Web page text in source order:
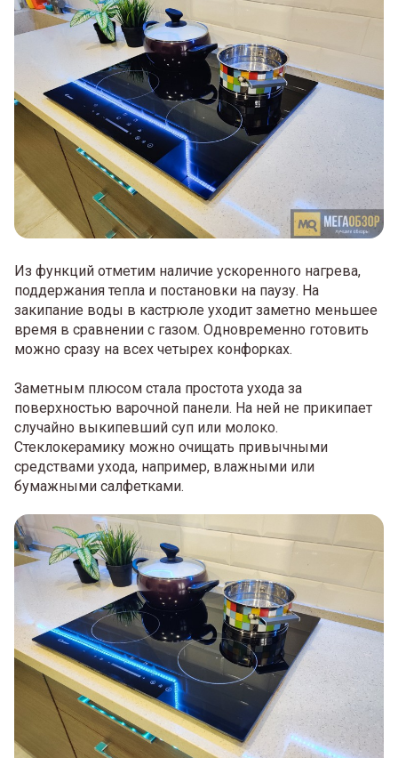
Из функций отметим наличие ускоренного нагрева,
поддержания тепла и постановки на паузу. На
закипание воды в кастрюле уходит заметно меньшее
время в сравнении с газом. Одновременно готовить
можно сразу на всех четырех конфорках.
Заметным плюсом стала простота ухода за
поверхностью варочной панели. На ней не прикипает
случайно выкипевший суп или молоко.
Стеклокерамику можно очищать привычными
средствами ухода, например, влажными или
бумажными салфетками.